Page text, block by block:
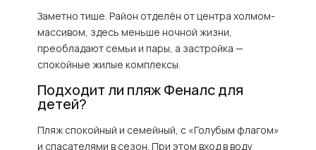
Заметно тише. Район отделён от центра холмом-
массивом, здесь меньше ночной жизни,
преобладают семьи и пары, а застройка —
спокойные жилые комплексы.
Подходит ли пляж Феналс для
детей?
Пляж спокойный и семейный, с «Голубым флагом»
и спасателями в сезон. При этом вход в воду